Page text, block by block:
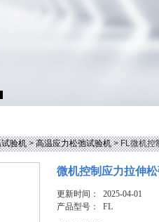
验机>高温应力松弛试验机> FL微机控
微机控制应力拉伸
更新时间： 2025-04-01
产品型号：FL